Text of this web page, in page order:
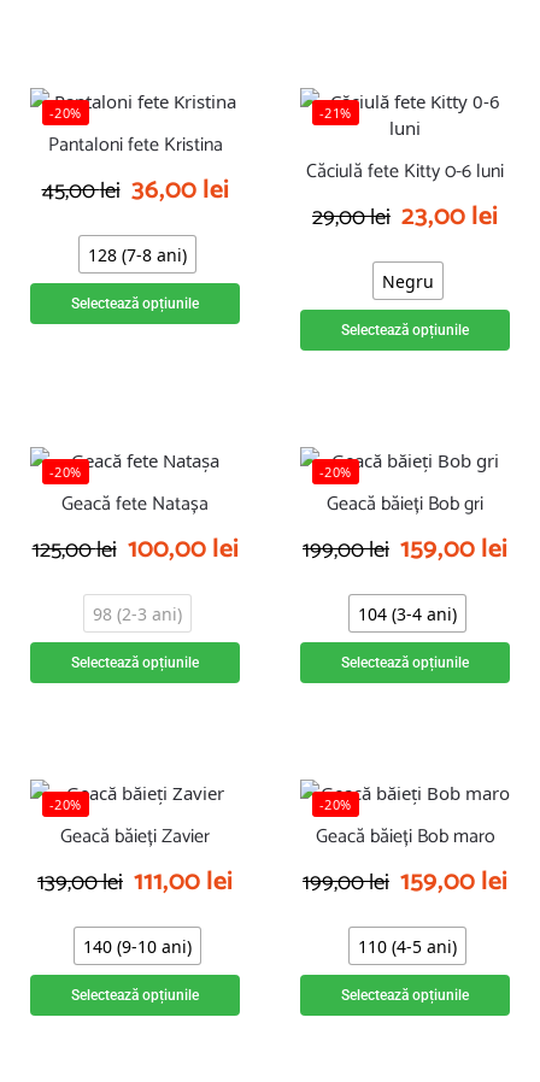
-20%
Pantaloni fete Kristina
45,00lei 36,00lei
128 (7-8 ani)
Selectează opțiunile
-21%
Căciulă fete Kitty 0-6 luni
29,00lei 23,00lei
Negru
Selectează opțiunile
-20%
Geacă fete Natașa
125,00lei 100,00lei
98 (2-3 ani)
Selectează opțiunile
-20%
Geacă băieți Bob gri
199,00lei 159,00lei
104 (3-4 ani)
Selectează opțiunile
-20%
Geacă băieți Zavier
139,00lei 111,00lei
140 (9-10 ani)
Selectează opțiunile
-20%
Geacă băieți Bob maro
199,00lei 159,00lei
110 (4-5 ani)
Selectează opțiunile